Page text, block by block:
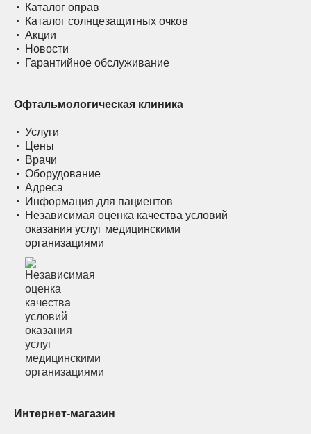
Каталог оправ
Каталог солнцезащитных очков
Акции
Новости
Гарантийное обслуживание
Офтальмологическая клиника
Услуги
Цены
Врачи
Оборудование
Адреса
Информация для пациентов
Независимая оценка качества условий
оказания услуг медицинскими
организациями
Интернет-магазин